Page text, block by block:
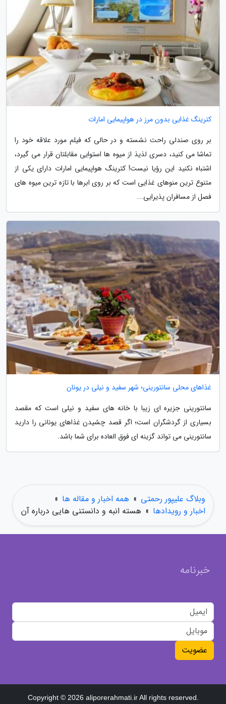
کترینگ غذایی بدون مرز در هواپیمایی امارات
بر روی صندلی راحت نشسته و در حالی که فیلم مورد علاقه خود را
تماشا می کنید، دسری لذیذ از میوه ها استوایی مقابلتان قرار می گیرد،
اشتباه نکنید این رؤیا نیست! کترینگ هواپیمایی امارات دارای یکی از
متنوع ترین منوهای غذایی است که بر روی ابرها با تازه ترین میوه های
فصل از مسافران پذیرایی...
غذاهای محلی سانتورینی؛ شهر سفید و نیلی در یونان
سانتورینی جزیره ای زیبا با خانه های سفید و نیلی است که مقصد
بسیاری از گردشگران است؛ اگر قصد چشیدن غذاهای یونانی را دارید
سانتورینی می تواند گزینه ای فوق العاده برای شما باشد.
وبلاگ علیپور رحمتی » همه اخبار و مقاله ها »
اخبار و رویدادها » هسته انبه و دانستنی هایی درباره آن
خبرنامه
عضویت
Copyright © 2026 aliporerahmati.ir All rights reserved.